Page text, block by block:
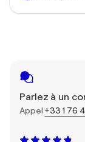
Parlez à un
Appel +33 1 76